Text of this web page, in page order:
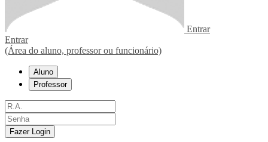
Entrar
Entrar
(Área do aluno, professor ou funcionário)
Aluno
Professor
Fazer Login